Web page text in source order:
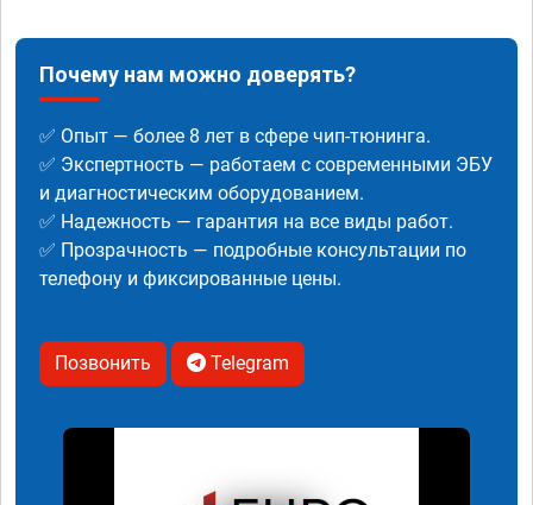
Почему нам можно доверять?
✅ Опыт — более 8 лет в сфере чип-тюнинга.
✅ Экспертность — работаем с современными ЭБУ
и диагностическим оборудованием.
✅ Надежность — гарантия на все виды работ.
✅ Прозрачность — подробные консультации по
телефону и фиксированные цены.
Позвонить Telegram